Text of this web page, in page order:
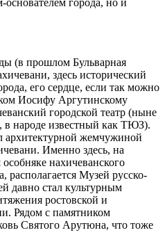
(в прошлом Бульварная
здесь исторический
его сердце, если так можно
Иосифу Аргутинскому
городской театр (ныне
народе известный как ТЮЗ).
архитектурной жемчужиной
Именно здесь, на
нахичеванского
располагается Музей русско-
давно стал культурным
ростовской и
Рядом с памятником
Святого Арутюна, что тоже